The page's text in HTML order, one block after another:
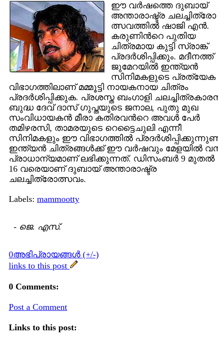
ഈ വര്‍ഷത്തെ ദുബായ്
അന്താരാഷ്ട്ര ചലച്ചിത്രോ
ത്സവത്തില്‍ ഷാജി എന്‍.
കരുണിന്‍റെ പുതിയ
ചിത്രമായ കുട്ടി സ്രാങ്ക്
പ്രദര്‍ശിപ്പിക്കും. മദീനത്ത്
ജുമേറയില്‍ ഇന്ത്യന്‍
സിനിമകളുടെ പ്രത്യേക
വിഭാഗത്തിലാണ് മമ്മൂട്ടി നായകനായ ചിത്രം
പ്രദര്‍ശിപ്പിക്കുക. പ്രശസ്ത ബംഗാളി
ബുദ്ധ ദേവ് ദാസ് ഗുപ്തയുടെ ജനാല, പുതു മുഖ
സംവിധായകന്‍ മീരാ കതിരവന്‍റെ അവള്‍ പേര്‍
തമിഴരസി, താമരയുടെ റെട്ടൈചുലി എന്നീ
സിനിമകളും ഈ വിഭാഗത്തില്‍
ഇന്ത്യന്‍ ചിത്രങ്ങള്‍ക്ക് ഈ വര്‍ഷവും മേളയില്‍
പ്രാധാന്യമാണ് ലഭിക്കുന്നത്. ഡിസംബര്‍ 9 മുതല്‍
16 വരെയാണ് ദുബായ് അന്താരാഷ്ട്ര
ചലച്ചിത്രോത്സവം.
Labels: mammootty
- ജെ. എസ്.
0അഭിപ്രായങ്ങള്‍ (+/-)
links to this post
0 Comments:
Post a Comment
Links to this post: